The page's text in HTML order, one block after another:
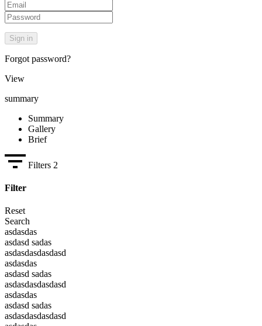
Forgot password?
View
summary
Summary
Gallery
Brief
Filters 2
Filter
Reset
Search
asdasdas
asdasd sadas
asdasdasdasdasd
asdasdas
asdasd sadas
asdasdasdasdasd
asdasdas
asdasd sadas
asdasdasdasdasd